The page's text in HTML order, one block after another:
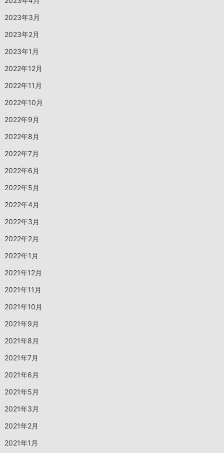
2023年3月
2023年2月
2023年1月
2022年12月
2022年11月
2022年10月
2022年9月
2022年8月
2022年7月
2022年6月
2022年5月
2022年4月
2022年3月
2022年2月
2022年1月
2021年12月
2021年11月
2021年10月
2021年9月
2021年8月
2021年7月
2021年6月
2021年5月
2021年3月
2021年2月
2021年1月